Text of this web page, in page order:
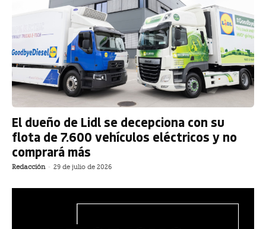
El dueño de Lidl se decepciona con su
flota de 7.600 vehículos eléctricos y no
comprará más
Redacción - 29 de julio de 2026